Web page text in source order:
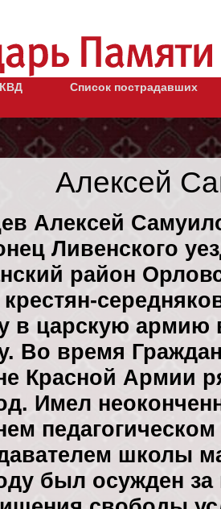
Список пострадавших
Алексей
Алексей
Ливенского
район
в царскую армию
Во время
Красной Армии
Имел
школы
был осужден